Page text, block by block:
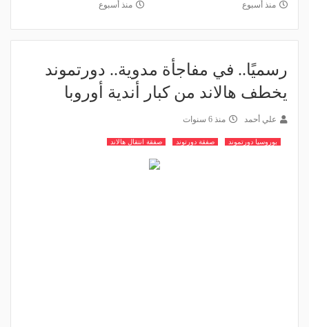
منذ أسبوع منذ أسبوع
رسميًا.. في مفاجأة مدوية.. دورتموند
يخطف هالاند من كبار أندية أوروبا
علي أحمد منذ 6 سنوات
بوروسيا دورتموند صفقة دورتوند صفقة انتقال هالاند